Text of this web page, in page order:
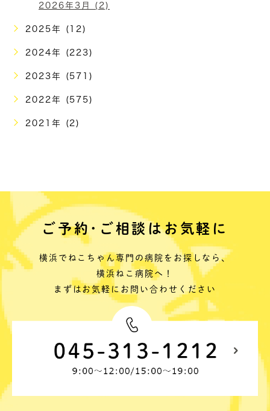
2026年3月 (2)
2025年 (12)
2024年 (223)
2023年 (571)
2022年 (575)
2021年 (2)
ご予約･ご相談はお気軽に
横浜でねこちゃん専門の病院をお探しなら、
横浜ねこ病院へ！
まずはお気軽にお問い合わせください